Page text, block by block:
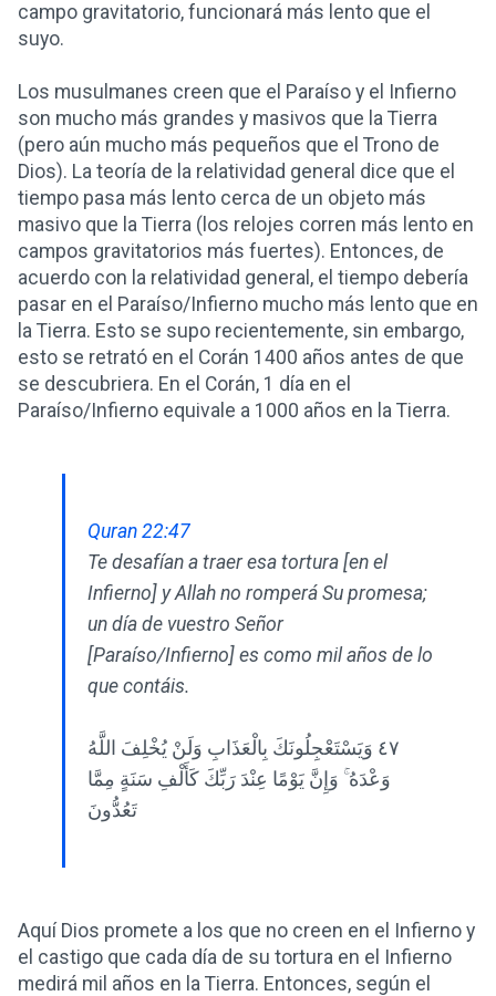
campo gravitatorio, funcionará más lento que el
suyo.
Los musulmanes creen que el Paraíso y el Infierno
son mucho más grandes y masivos que la Tierra
(pero aún mucho más pequeños que el Trono de
Dios). La teoría de la relatividad general dice que el
tiempo pasa más lento cerca de un objeto más
masivo que la Tierra (los relojes corren más lento en
campos gravitatorios más fuertes). Entonces, de
acuerdo con la relatividad general, el tiempo debería
pasar en el Paraíso/Infierno mucho más lento que en
la Tierra. Esto se supo recientemente, sin embargo,
esto se retrató en el Corán 1400 años antes de que
se descubriera. En el Corán, 1 día en el
Paraíso/Infierno equivale a 1000 años en la Tierra.
Quran 22:47
Te desafían a traer esa tortura [en el
Infierno] y Allah no romperá Su promesa;
un día de vuestro Señor
[Paraíso/Infierno] es como mil años de lo
que contáis.
٤٧ وَيَسْتَعْجِلُونَكَ بِالْعَذَابِ وَلَنْ يُخْلِفَ اللَّهُ
وَعْدَهُ ۚ وَإِنَّ يَوْمًا عِنْدَ رَبِّكَ كَأَلْفِ سَنَةٍ مِمَّا
تَعُدُّونَ
Aquí Dios promete a los que no creen en el Infierno y
el castigo que cada día de su tortura en el Infierno
medirá mil años en la Tierra. Entonces, según el